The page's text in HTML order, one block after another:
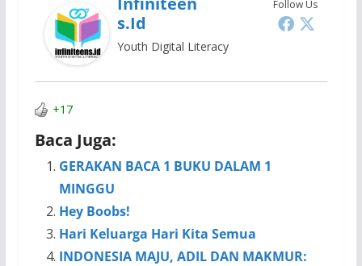
Follow Us
S.id
Youth Digital Literacy
+17
Baca Juga:
GERAKAN BACA 1 BUKU DALAM 1
MINGGU
Hey Boobs!
Hari Keluarga Hari Kita Semua
INDONESIA MAJU, ADIL DAN MAKMUR: